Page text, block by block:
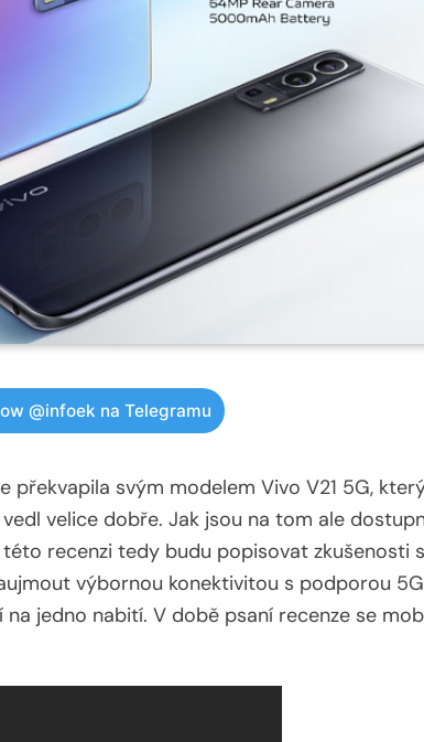
@infoek na Telegramu
svým modelem Vivo V21 5G,
velice dobře. Jak jsou na tom ale
recenzi tedy budu popisovat zkušenosti s
výbornou konektivitou s podporou
na jedno nabití. V době psaní recenze se